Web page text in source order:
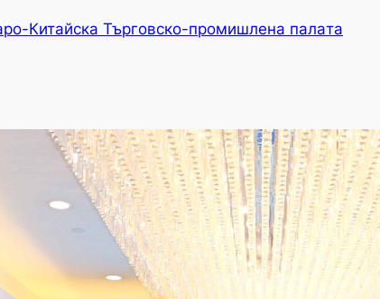
Китайска Търговско-промишлена палaта